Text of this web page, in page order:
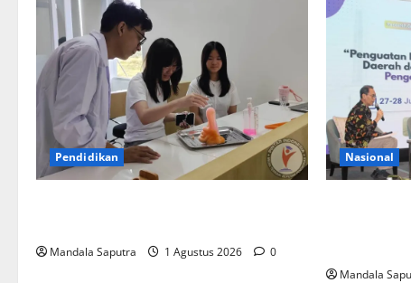
Pendidikan
Mandala Saputra 1 Agustus 2026 0
Nasional
Mandala